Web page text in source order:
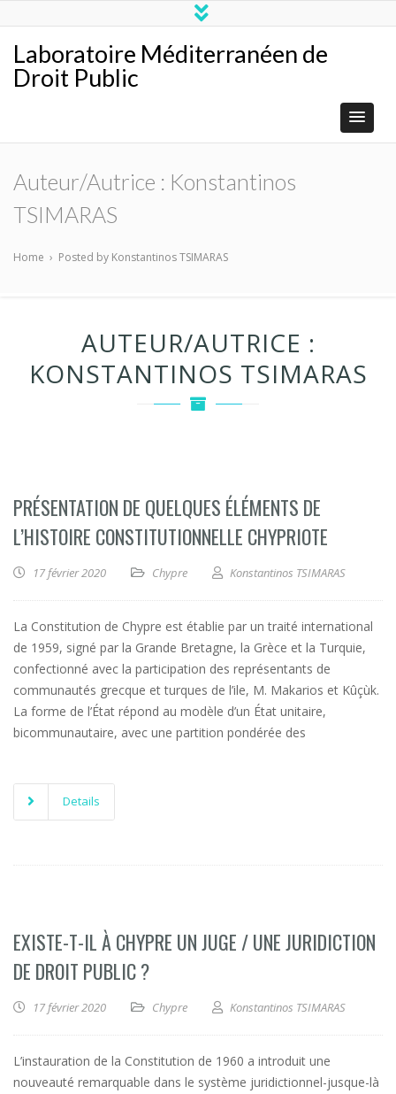
Laboratoire Méditerranéen de
Droit Public
Auteur/autrice : Konstantinos
TSIMARAS
Home › Posted by Konstantinos TSIMARAS
AUTEUR/AUTRICE :
KONSTANTINOS TSIMARAS
PRÉSENTATION DE QUELQUES ÉLÉMENTS DE
L’HISTOIRE CONSTITUTIONNELLE CHYPRIOTE
17 février 2020 Chypre Konstantinos TSIMARAS
La Constitution de Chypre est établie par un traité international
de 1959, signé par la Grande Bretagne, la Grèce et la Turquie,
confectionné avec la participation des représentants de
communautés grecque et turques de l’ile, M. Makarios et Kûçùk.
La forme de l’État répond au modèle d’un État unitaire,
bicommunautaire, avec une partition pondérée des
Details
EXISTE-T-IL À CHYPRE UN JUGE / UNE JURIDICTION
DE DROIT PUBLIC ?
17 février 2020 Chypre Konstantinos TSIMARAS
L’instauration de la Constitution de 1960 a introduit une
nouveauté remarquable dans le système juridictionnel-jusque-là